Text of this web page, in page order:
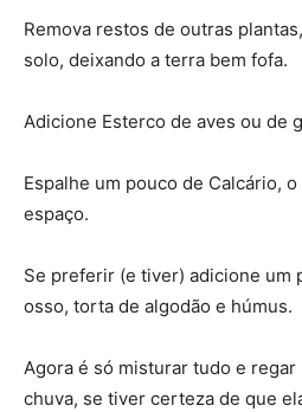
Remova restos de outras
solo, deixando a terra bem fofa.
Adicione Esterco de aves ou de
Espalhe um pouco de Calcário,
espaço.
Se preferir (e tiver) adicione um
osso, torta de algodão e húmus.
Agora é só misturar tudo e regar
chuva, se tiver certeza de que